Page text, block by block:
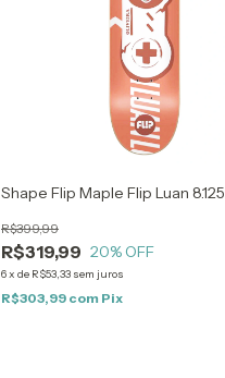
Shape Flip Maple Flip Luan 8.125
R$319,99
R$399,99
20% OFF
6x de R$53,33 sem juros
R$303,99 com Pix